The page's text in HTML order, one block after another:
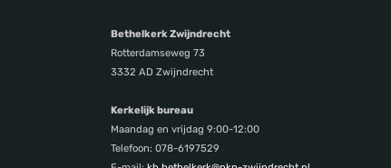
Bethelkerk Zwijndrecht
Rotterdamseweg 73
3332 AD Zwijndrecht
Kerkelijk bureau
Maandag en vrijdag 9:00-12:00
Telefoon: 078-6197529